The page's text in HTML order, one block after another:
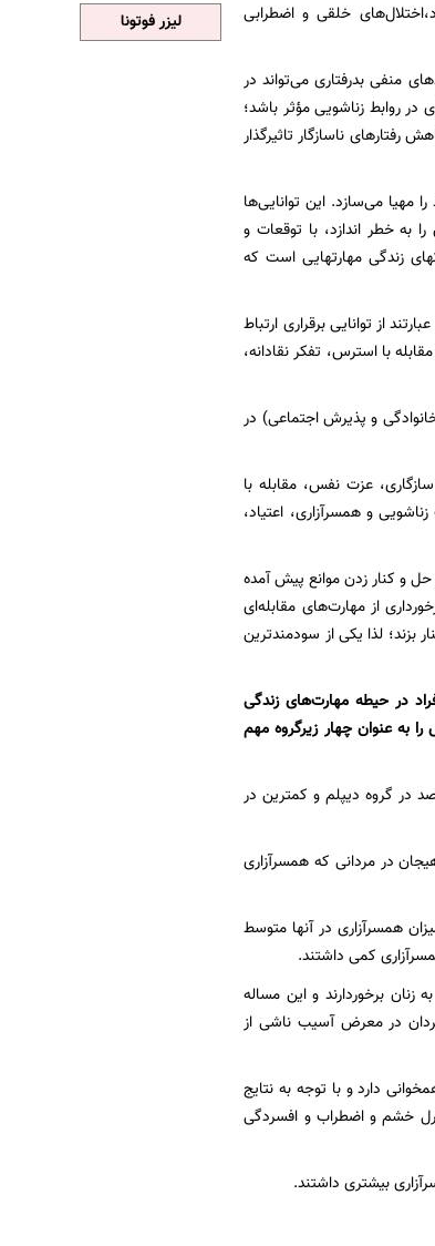
خلقی و اضطرابی
منفی بدرفتاری می‌تواند در
در روابط زناشویی مؤثر باشد؛
رفتارهای ناسازگار تاثیرگذار
می‌سازد. این توانایی‌ها
خطر اندازد، با توقعات و
زندگی مهارتهایی است که
و عبارتند از توانایی برقراری ارتباط
با استرس، تفکر نقادانه،
و پذیرش اجتماعی) در
عزت نفس، مقابله با
و همسرآزاری، اعتیاد،
و کنار زدن موانع پیش آمده
از مهارت‌های مقابله‌ای
بزند؛ لذا یکی از سودمندترین
این افراد در حیطه مهارت‌های زندگی
را به عنوان چهار زیرگروه مهم
بیشترین درصد در گروه دیپلم و کمترین در
در مردانی که همسرآزاری
و میزان همسرآزاری در آنها متوسط
برخوردارند و این مساله
در معرض آسیب ناشی از
دارد و با توجه به نتایج
خشم و اضطراب و افسردگی
بیشتری داشتند.
لیزر فوتونا